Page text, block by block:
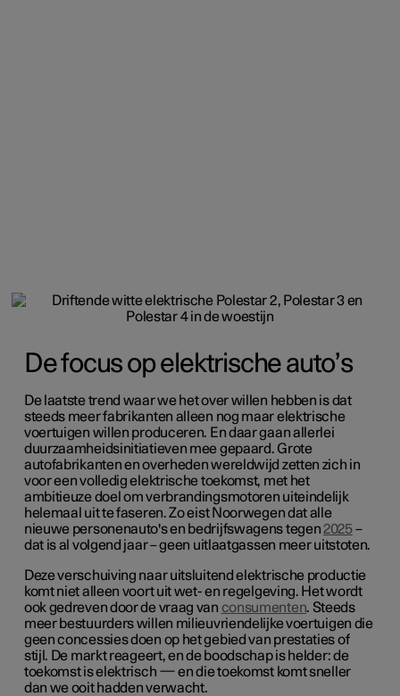
De focus op elektrische auto’s
De laatste trend waar we het over willen hebben is dat
steeds meer fabrikanten alleen nog maar elektrische
voertuigen willen produceren. En daar gaan allerlei
duurzaamheidsinitiatieven mee gepaard. Grote
autofabrikanten en overheden wereldwijd zetten zich in
voor een volledig elektrische toekomst, met het
ambitieuze doel om verbrandingsmotoren uiteindelijk
helemaal uit te faseren. Zo eist Noorwegen dat alle
nieuwe personenauto's en bedrijfswagens tegen2025–
dat is al volgend jaar – geen uitlaatgassen meer uitstoten.
Deze verschuiving naar uitsluitend elektrische productie
komt niet alleen voort uit wet- en regelgeving. Het wordt
ook gedreven door de vraag van consumenten. Steeds
meer bestuurders willen milieuvriendelijke voertuigen die
geen concessies doen op het gebied van prestaties of
stijl. De markt reageert, en de boodschap is helder: de
toekomst is elektrisch — en die toekomst komt sneller
dan we ooit hadden verwacht.